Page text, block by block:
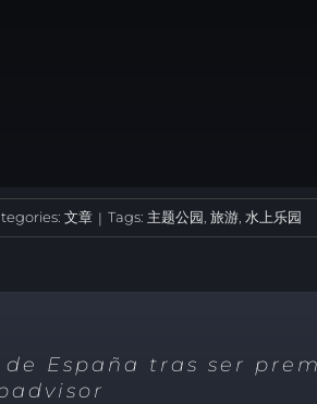
文章 | Tags: 主题公园 旅游, 水上乐园
España tras ser